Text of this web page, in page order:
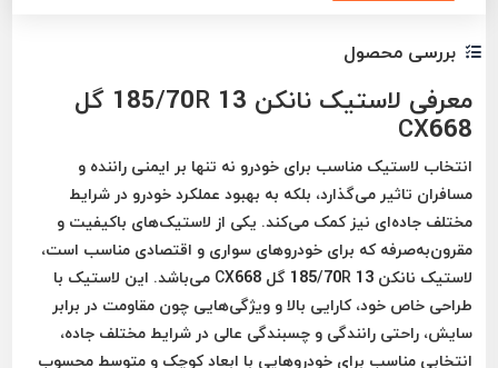
بررسی محصول
معرفی لاستیک نانکن 185/70R 13 گل
CX668
انتخاب لاستیک مناسب برای خودرو نه تنها بر ایمنی راننده و
مسافران تاثیر می‌گذارد، بلکه به بهبود عملکرد خودرو در شرایط
مختلف جاده‌ای نیز کمک می‌کند. یکی از لاستیک‌های باکیفیت و
مقرون‌به‌صرفه که برای خودروهای سواری و اقتصادی مناسب است،
لاستیک نانکن 185/70R 13 گل CX668 می‌باشد. این لاستیک با
طراحی خاص خود، کارایی بالا و ویژگی‌هایی چون مقاومت در برابر
سایش، راحتی رانندگی و چسبندگی عالی در شرایط مختلف جاده،
انتخابی مناسب برای خودروهایی با ابعاد کوچک و متوسط محسوب